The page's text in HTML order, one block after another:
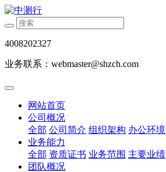
4008202327
业务联系：webmaster@shzch.com
网站首页
公司概况
全部 公司简介 组织架构 办公环境
业务能力
全部 资质证书 业务范围 主要业绩
团队概况